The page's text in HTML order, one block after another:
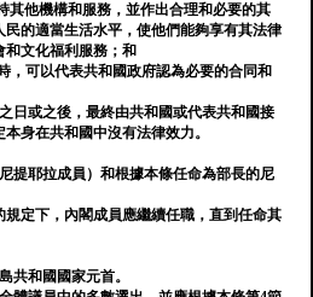
其他機構和服務，並作出合理和必要的其
的適當生活水平，使他們能夠享有其法律
文化福利服務；和
，可以代表共和國政府認為必要的合同和
日或之後，最終由共和國或代表共和國接
身在共和國中沒有法律效力。
提耶拉成員）和根據本條任命為部長的尼
規定下，內閣成員應繼續任職，直到任命其
共和國國家元首。